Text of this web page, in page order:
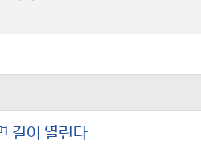
길이 열린다